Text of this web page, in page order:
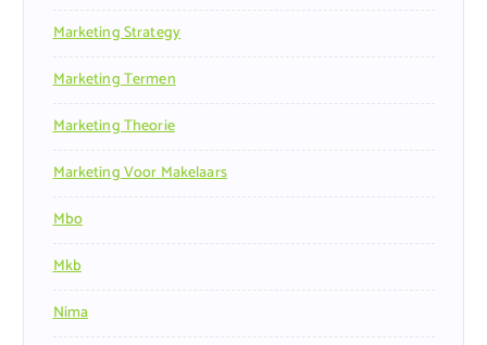
Marketing Strategy
Marketing Termen
Marketing Theorie
Marketing Voor Makelaars
Mbo
Mkb
Nima